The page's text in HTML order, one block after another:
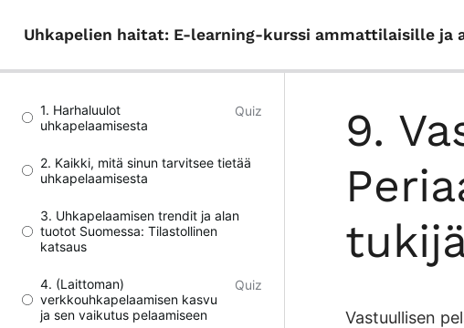
Uhkapelien haitat: E-learning-kurssi ammattilaisille ja
1. Harhaluulot
uhkapelaamisesta
Quiz
2. Kaikki, mitä sinun tarvitsee tietää
uhkapelaamisesta
3. Uhkapelaamisen trendit ja alan
tuotot Suomessa: Tilastollinen
katsaus
4. (Laittoman)
verkkouhkapelaamisen kasvu
ja sen vaikutus pelaamiseen
Quiz
9.
Vastuullisen